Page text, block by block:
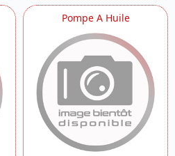
Pompe A Huile